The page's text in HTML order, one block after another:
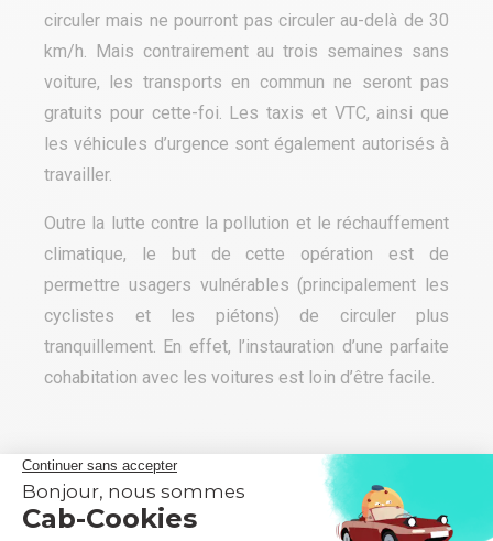
circuler mais ne pourront pas circuler au-delà de 30
km/h. Mais contrairement au trois semaines sans
voiture, les transports en commun ne seront pas
gratuits pour cette-foi. Les taxis et VTC, ainsi que
les véhicules d’urgence sont également autorisés à
travailler.
Outre la lutte contre la pollution et le réchauffement
climatique, le but de cette opération est de
permettre usagers vulnérables (principalement les
cyclistes et les piétons) de circuler plus
tranquillement. En effet, l’instauration d’une parfaite
cohabitation avec les voitures est loin d’être facile.